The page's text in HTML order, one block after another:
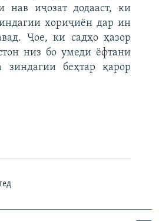
нав иҷозат додааст, ки
хориҷиён дар ин
Ҷое, ки садҳо ҳазор
низ бо умеди ёфтани
беҳтар қарор